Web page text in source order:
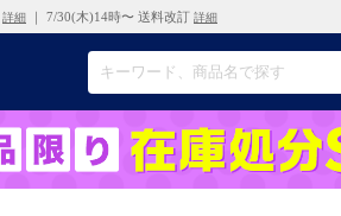
詳細 ｜ 7/30(木)14時〜 送料改訂 詳細